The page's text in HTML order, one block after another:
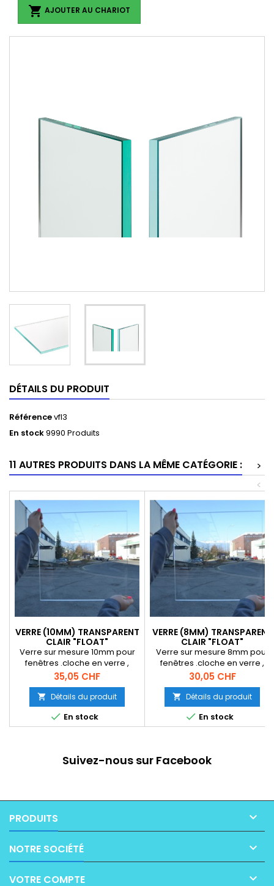
 AJOUTER AU CHARIOT
DÉTAILS DU PRODUIT
Référencevfl3
En stock9990 Produits
11 AUTRES PRODUITS DANS LA MÊME CATÉGORIE :
>
<
VERRE (10MM) TRANSPARENT
CLAIR "FLOAT"
Verre sur mesure 10mm pour
fenêtres .cloche en verre ,
cuble en verre , verre pour
bijouterie exposition , petite
étagère en verre , Verre pour
aquarium, verre pour
terrarium, dessus de table en
verre ,verre trempé sur
installation tout verre
Prix
35,05 CHF
 Détails du produit
 En stock
VERRE (8MM) TRANSPARENT
CLAIR "FLOAT"
Verre sur mesure 8mm pour
fenêtres .cloche en verre ,
cube en verre , verre pour
bijouterie exposition , petite
étagère en verre , Verre pour
aquarium, verre pour
terrarium, dessus de table en
verre ,verre trempé sur
installation tout verre
Prix
30,05 CHF
 Détails du produit
 En stock
Suivez-nous sur Facebook
PRODUITS 
NOTRE SOCIÉTÉ 
VOTRE COMPTE 